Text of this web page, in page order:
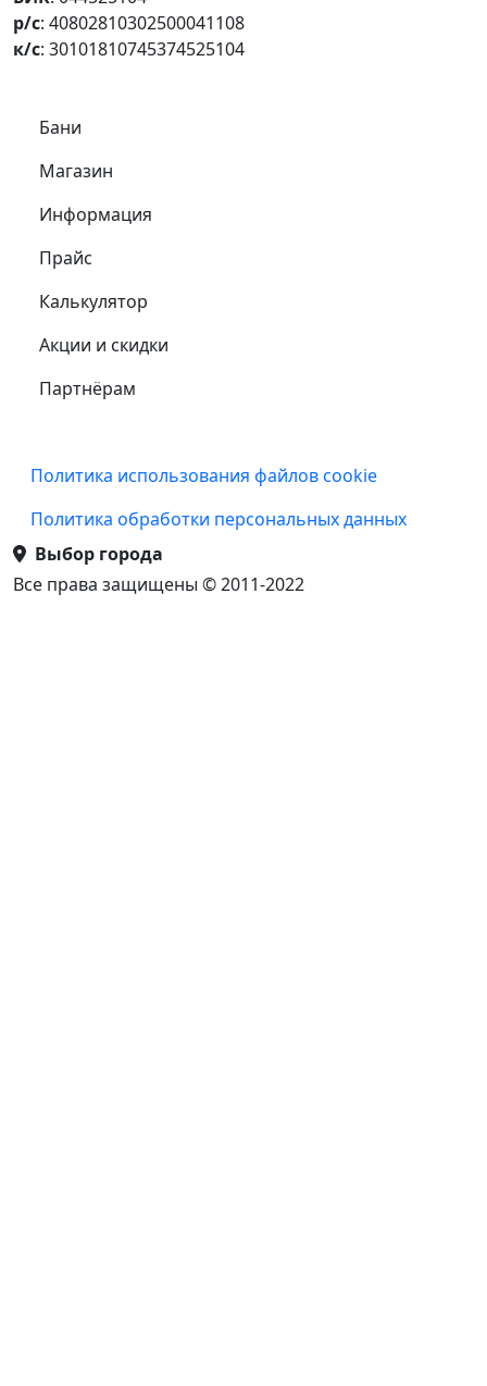
р/с: 40802810302500041108
к/с: 30101810745374525104
Самое важное
Бани
Магазин
Информация
Прайс
Калькулятор
Акции и скидки
Партнёрам
Подвал
Политика использования файлов cookie
Политика обработки персональных данных
Выбор города
Все права защищены © 2011-2022